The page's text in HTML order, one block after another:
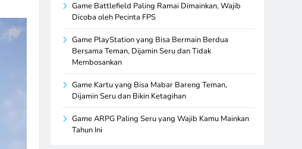
Game Battlefield Paling Ramai Dimainkan, Wajib
Dicoba oleh Pecinta FPS
Game PlayStation yang Bisa Bermain Berdua
Bersama Teman, Dijamin Seru dan Tidak
Membosankan
Game Kartu yang Bisa Mabar Bareng Teman,
Dijamin Seru dan Bikin Ketagihan
Game ARPG Paling Seru yang Wajib Kamu Mainkan
Tahun Ini